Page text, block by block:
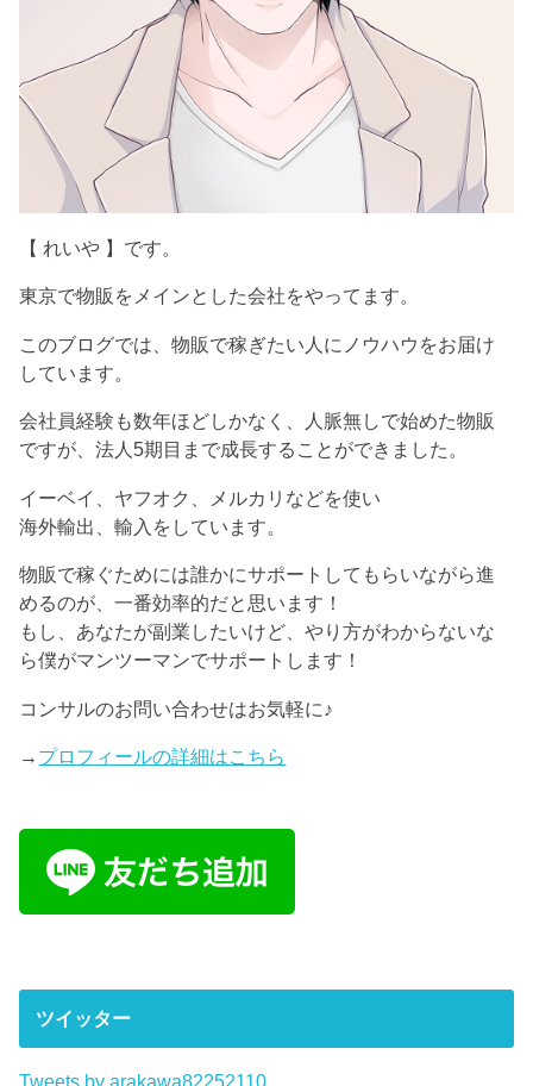
【 れいや 】です。
東京で物販をメインとした会社をやってます。
このブログでは、物販で稼ぎたい人にノウハウをお届け
しています。
会社員経験も数年ほどしかなく、人脈無しで始めた物販
ですが、法人5期目まで成長することができました。
イーベイ、ヤフオク、メルカリなどを使い
海外輸出、輸入をしています。
物販で稼ぐためには誰かにサポートしてもらいながら進
めるのが、一番効率的だと思います！
もし、あなたが副業したいけど、やり方がわからないな
ら僕がマンツーマンでサポートします！
コンサルのお問い合わせはお気軽に♪
→ プロフィールの詳細はこちら
ツイッター
Tweets by arakawa82252110